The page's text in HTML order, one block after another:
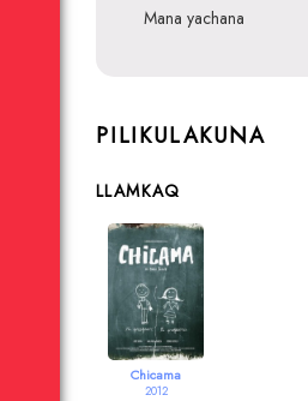
mana yachana
PILIKULAKUNA
LLAMKAQ
Chicama
2012